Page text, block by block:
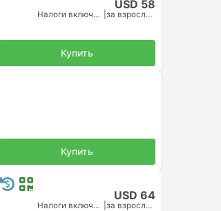
USD 58
Налоги включены | за взрослого
Купить
Налоги включены
Купить
USD 64
Налоги включены | за взрослого